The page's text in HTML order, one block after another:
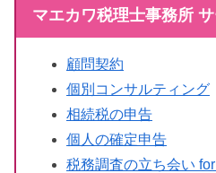
マエカワ税理士事務所
顧問契約
個別コンサルティング
相続税の申告
個人の確定申告
税務調査の立ち会い